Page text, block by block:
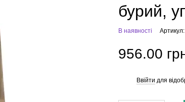
бурий,
В наявності
956.00
Ввійти для